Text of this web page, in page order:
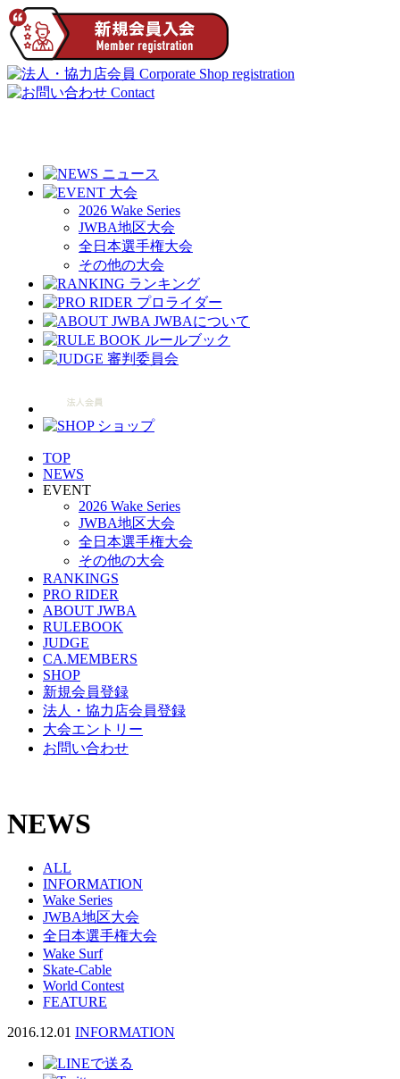
2026 Wake Series
JWBA地区大会
全日本選手権大会
その他の大会
TOP
NEWS
EVENT
2026 Wake Series
JWBA地区大会
全日本選手権大会
その他の大会
RANKINGS
PRO RIDER
ABOUT JWBA
RULEBOOK
JUDGE
CA.MEMBERS
SHOP
新規会員登録
法人・協力店会員登録
大会エントリー
お問い合わせ
NEWS
ALL
INFORMATION
Wake Series
JWBA地区大会
全日本選手権大会
Wake Surf
Skate-Cable
World Contest
FEATURE
2016.12.01 INFORMATION